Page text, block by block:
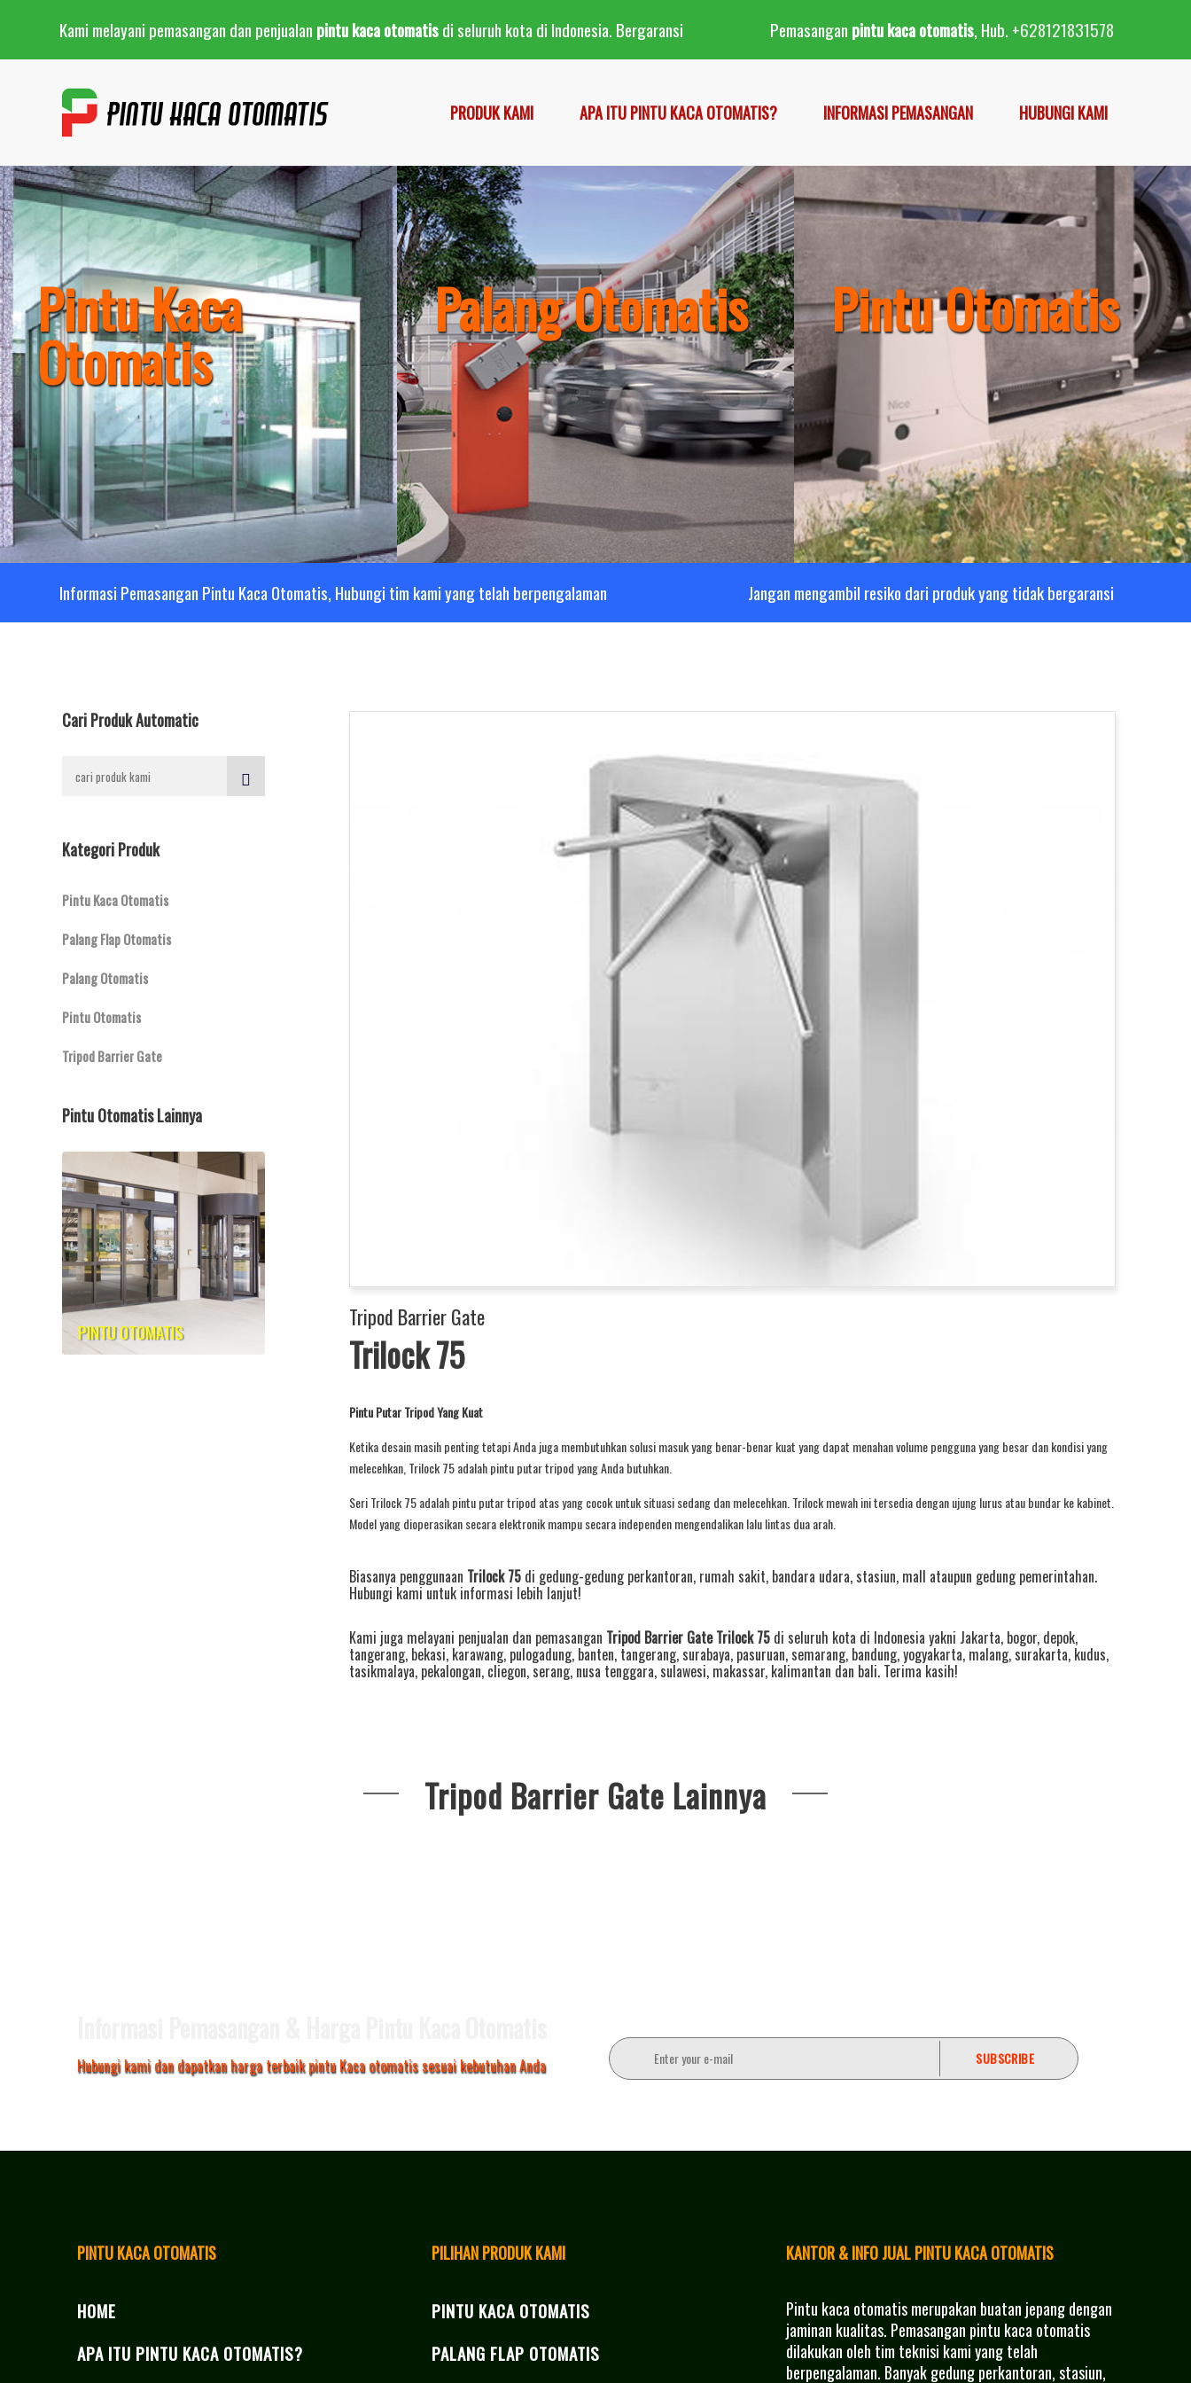
Kami melayani pemasangan dan penjualan pintu kaca otomatisdi seluruh kota di Indonesia. Bergaransi Pemasangan pintu kaca otomatis, Hub. +628121831578
PRODUK KAMI APA ITU PINTU KACA OTOMATIS? INFORMASI PEMASANGAN HUBUNGI KAMI
Pintu Kaca
Otomatis
Palang Otomatis Pintu Otomatis
Informasi Pemasangan Pintu Kaca Otomatis, Hubungi tim kami yang telah berpengalaman Jangan mengambil resiko dari produk yang tidak bergaransi
Cari Produk Automatic
Kategori Produk
Pintu Kaca Otomatis
Palang Flap Otomatis
Palang Otomatis
Pintu Otomatis
Tripod Barrier Gate
Pintu Otomatis Lainnya
PINTU OTOMATIS
Tripod Barrier Gate
Trilock 75
Pintu Putar Tripod Yang Kuat
Ketika desain masih penting tetapi Anda juga membutuhkan solusi masuk yang benar-benar kuat yang dapat menahan volume pengguna yang besar dan kondisi yang
melecehkan, Trilock 75 adalah pintu putar tripod yang Anda butuhkan.
Seri Trilock 75 adalah pintu putar tripod atas yang cocok untuk situasi sedang dan melecehkan. Trilock mewah ini tersedia dengan ujung lurus atau bundar ke kabinet.
Model yang dioperasikan secara elektronik mampu secara independen mengendalikan lalu lintas dua arah.
Biasanya penggunaan Trilock 75di gedung-gedung perkantoran, rumah sakit, bandara udara, stasiun, mall ataupun gedung pemerintahan.
Hubungi kami untuk informasi lebih lanjut!
Kami juga melayani penjualan dan pemasangan Tripod Barrier Gate Trilock 75di seluruh kota di Indonesia yakni Jakarta, bogor, depok,
tangerang, bekasi, karawang, pulogadung, banten, tangerang, surabaya, pasuruan, semarang, bandung,yogyakarta, malang, surakarta, kudus,
tasikmalaya, pekalongan, cliegon, serang, nusa tenggara, sulawesi, makassar, kalimantan dan bali. Terima kasih!
Tripod Barrier Gate Lainnya
Hubungi kami dan dapatkan harga terbaik pintu Kaca otomatis sesuai kebutuhan Anda
PINTU KACA OTOMATIS
HOME
APA ITU PINTU KACA OTOMATIS?
PILIHAN PRODUK KAMI
PINTU KACA OTOMATIS
PALANG FLAP OTOMATIS
KANTOR & INFO JUAL PINTU KACA OTOMATIS
Pintu kaca otomatis merupakan buatan jepang dengan
jaminan kualitas. Pemasangan pintu kaca otomatis
dilakukan oleh tim teknisi kami yang telah
berpengalaman. Banyak gedung perkantoran, stasiun,